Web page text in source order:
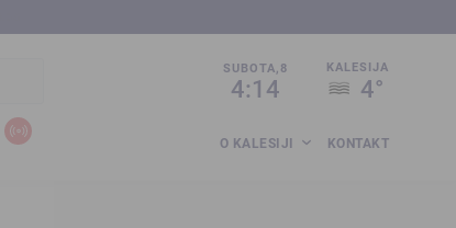
SUBOTA,8
4:14
KALESIJA
4°
O KALESIJI KONTAKT